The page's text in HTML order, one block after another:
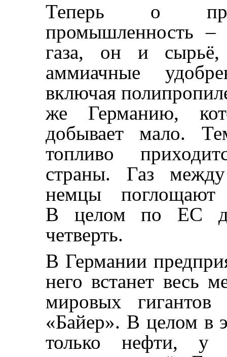
Теперь о
промышленность –
газа, он и
аммиачные
включая
же Германию,
добывает мало.
топливо
страны. Газ
немцы поглощают
В целом по ЕС
четверть.
В Германии
него встанет весь
мировых
«Байер». В целом в
только нефти,